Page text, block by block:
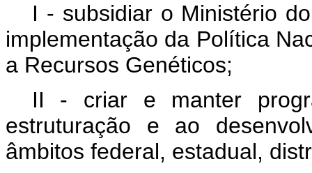
I - subsidiar o Ministério
implementação da Política
a Recursos Genéticos;
II - criar e manter
estruturação e ao
âmbitos federal, estadual,